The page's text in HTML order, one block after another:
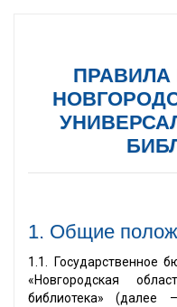
1. Общие
1.1. Государственное
«Новгородская
библиотека» (далее